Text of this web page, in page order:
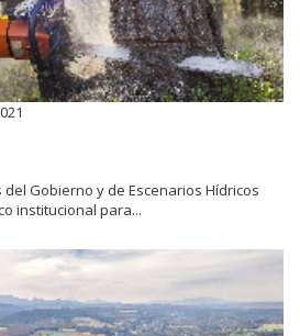
Gobierno y de Escenarios Hídricos
institucional para...